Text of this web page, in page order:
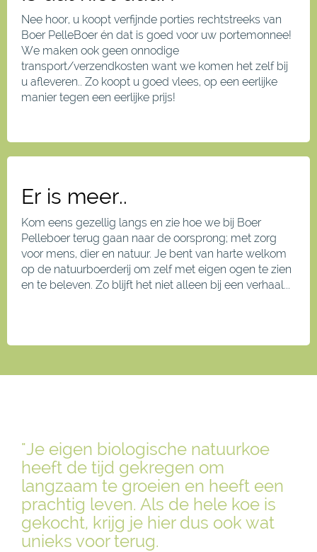
Nee hoor, u koopt verfijnde porties rechtstreeks van
Boer PelleBoer én dat is goed voor uw portemonnee!
We maken ook geen onnodige
transport/verzendkosten want we komen het zelf bij
u afleveren.. Zo koopt u goed vlees, op een eerlijke
manier tegen een eerlijke prijs!
Er is meer..
Kom eens gezellig langs en zie hoe we bij Boer
Pelleboer terug gaan naar de oorsprong; met zorg
voor mens, dier en natuur. Je bent van harte welkom
op de natuurboerderij om zelf met eigen ogen te zien
en te beleven. Zo blijft het niet alleen bij een verhaal...
"Je eigen biologische natuurkoe
heeft de tijd gekregen om
langzaam te groeien en heeft een
prachtig leven. Als de hele koe is
gekocht, krijg je hier dus ook wat
unieks voor terug.